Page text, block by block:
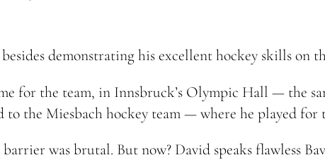
demonstrating his excellent hockey skills on
for the team, in Innsbruck’s Olympic Hall — the
to the Miesbach hockey team — where he played for
barrier was brutal. But now? David speaks flawless